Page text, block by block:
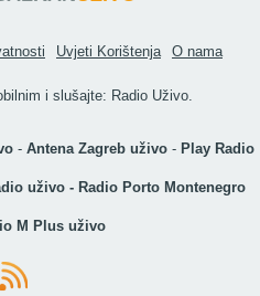
Uvjeti Korištenja O nama
i slušajte: Radio Uživo.
- Antena Zagreb uživo- Play Radio
uživo- Radio Porto Montenegro
M Plus uživo